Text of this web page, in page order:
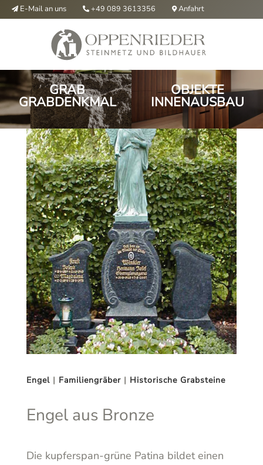
 E-Mail an uns  +49 089 3613356  Anfahrt
GRAB
GRABDENKMAL
OBJEKTE
INNENAUSBAU
Engel| Familiengräber| Historische Grabsteine
Engel aus Bronze
Die kupferspan-grüne Patina bildet einen